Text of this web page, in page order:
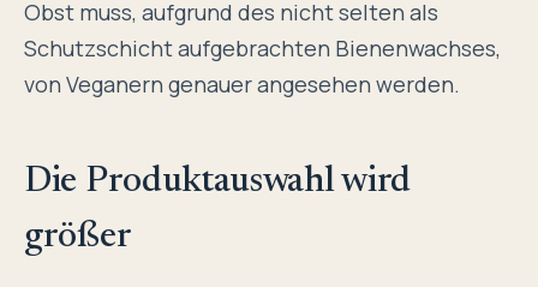
Obst muss, aufgrund des nicht selten als
Schutzschicht aufgebrachten Bienenwachses,
von Veganern genauer angesehen werden.
Die Produktauswahl wird
größer